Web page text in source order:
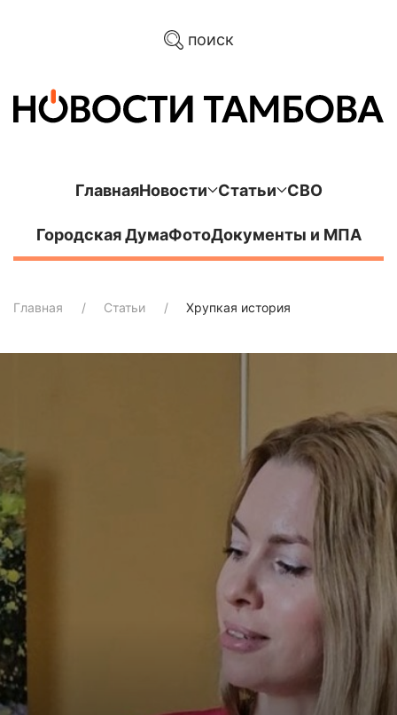
поиск
ГлавнаяНовости Статьи СВО
Городская ДумаФотоДокументы и МПА
Главная Статьи Хрупкая история